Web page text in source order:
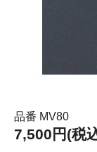
品番 MV80
7,500円(税